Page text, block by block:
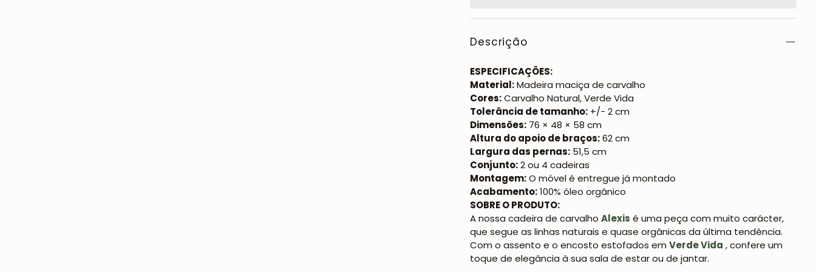
Descrição
ESPECIFICAÇÕES:
Material:Madeira maciça de carvalho
Cores:Carvalho Natural, Verde Vida
Tolerância de tamanho: +/- 2 cm
Dimensões: 76 × 48 × 58 cm
Altura do apoio de braços:62 cm
Largura das pernas: 51,5 cm
Conjunto:2 ou 4 cadeiras
Montagem:O móvel é entregue já montado
Acabamento:100% óleo orgânico
SOBRE O PRODUTO:
A nossa cadeira de carvalhoAlexis é uma peça com muito carácter,
que segue as linhas naturais e quase orgânicas da última tendência.
Com o assento e o encosto estofados emVerde Vida , confere um
toque de elegância à sua sala de estar ou de jantar.